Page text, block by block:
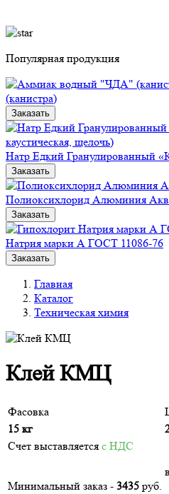
Популярная продукция
(канистра)
Заказать
Натр Едкий Гранулированный
Заказать
Полиоксихлорид Алюминия
Заказать
Натрия марки А ГОСТ 11086-76
Заказать
Главная
Каталог
Техническая химия
Клей КМЦ
Фасовка
15 кг
Счет выставляется с НДС
Минимальный заказ - 3435 руб.